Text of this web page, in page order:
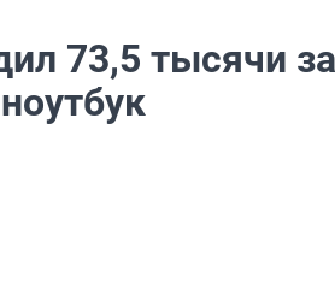
73,5 тысячи за